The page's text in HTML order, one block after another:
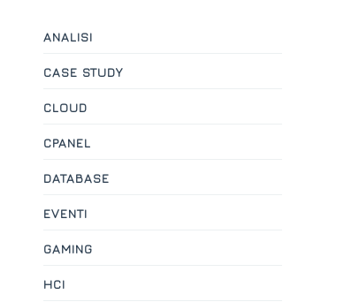
ANALISI
CASE STUDY
CLOUD
CPANEL
DATABASE
EVENTI
GAMING
HCI